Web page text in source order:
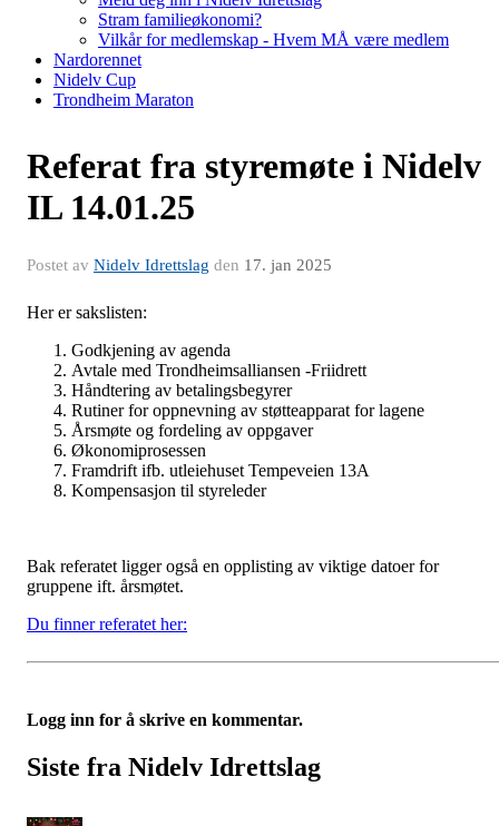
Stram familieøkonomi?
Vilkår for medlemskap - Hvem MÅ være medlem
Nardorennet
Nidelv Cup
Trondheim Maraton
Referat fra styremøte i Nidelv
IL 14.01.25
Postet av Nidelv Idrettslag den 17. jan 2025
Her er sakslisten:
Godkjening av agenda
Avtale med Trondheimsalliansen -Friidrett
Håndtering av betalingsbegyrer
Rutiner for oppnevning av støtteapparat for lagene
Årsmøte og fordeling av oppgaver
Økonomiprosessen
Framdrift ifb. utleiehuset Tempeveien 13A
Kompensasjon til styreleder
Bak referatet ligger også en opplisting av viktige datoer for
gruppene ift. årsmøtet.
Du finner referatet her:
Logg inn for å skrive en kommentar.
Siste fra Nidelv Idrettslag